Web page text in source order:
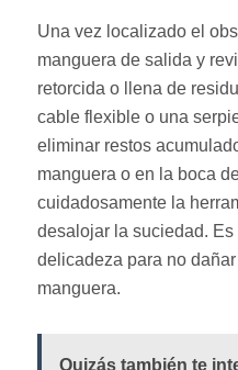
Una vez localizado el
manguera de salida y
retorcida o llena de
cable flexible o una
eliminar restos
manguera o en la boca
cuidadosamente la
desalojar la suciedad.
delicadeza para no
manguera.
Quizás también te